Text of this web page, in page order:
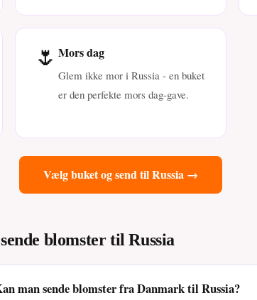
🌷 Mors dag
Glem ikke mor i Russia - en buket
er den perfekte mors dag-gave.
Vælg buket og send til Russia →
blomster til Russia
man sende blomster fra Danmark til Russia?